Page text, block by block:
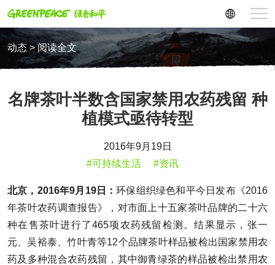
动态 > 阅读全文
名牌茶叶半数含国家禁用农药残留 种
植模式亟待转型
2016年9月19日
#可持续生活
#资讯
北京，2016年9月19日：环保组织绿色和平今日发布《2016
年茶叶农药调查报告》，对市面上十五家茶叶品牌的二十六
种在售茶叶进行了465项农药残留检测。结果显示，张一
元、吴裕泰、竹叶青等12个品牌茶叶样品被检出国家禁用农
药及多种混合农药残留，其中御青绿茶的样品被检出禁用农